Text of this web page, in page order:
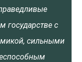
государстве с
сильными